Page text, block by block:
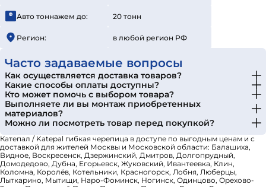
Авто тоннажем до: 20 тонн
Регион: в любой регион РФ
Часто задаваемые вопросы
Как осуществляется доставка товаров?
Какие способы оплаты доступны?
Кто может помочь с выбором товара?
Выполняете ли вы монтаж приобретенных
материалов?
Можно ли посмотреть товар перед покупкой?
Катепал / Katepal гибкая черепица в доступе по выгодным ценам и с
доставкой для жителей Москвы и Московской области: Балашиха,
Видное, Воскресенск, Дзержинский, Дмитров, Долгопрудный,
Домодедово, Дубна, Егорьевск, Жуковский, Ивантеевка, Клин,
Коломна, Королёв, Котельники, Красногорск, Лобня, Люберцы,
Лыткарино, Мытищи, Наро-Фоминск, Ногинск, Одинцово, Орехово-